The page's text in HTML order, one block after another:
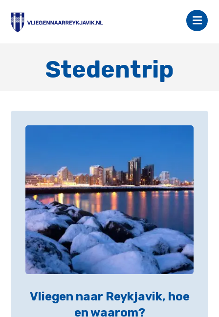
Stedentrip
Vliegen naar Reykjavik, hoe
en waarom?